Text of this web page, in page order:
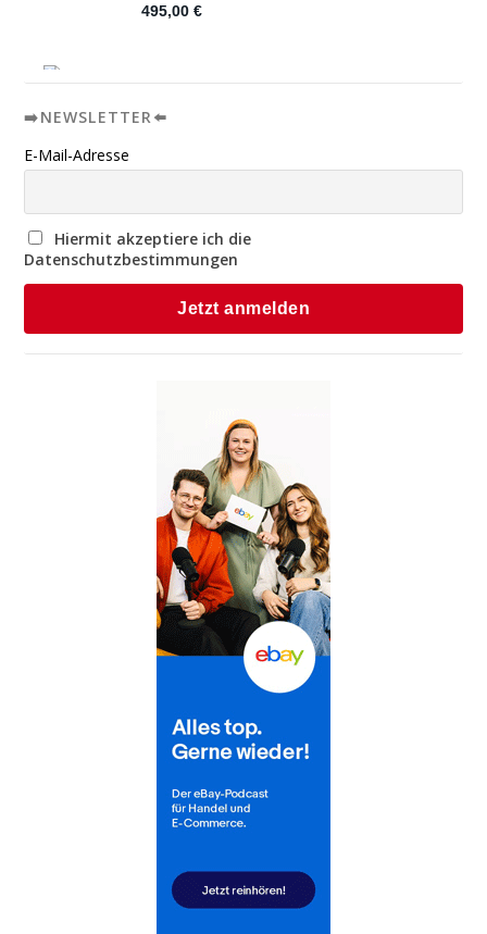
➡️NEWSLETTER⬅️
E-Mail-Adresse
Hiermit akzeptiere ich die
Datenschutzbestimmungen